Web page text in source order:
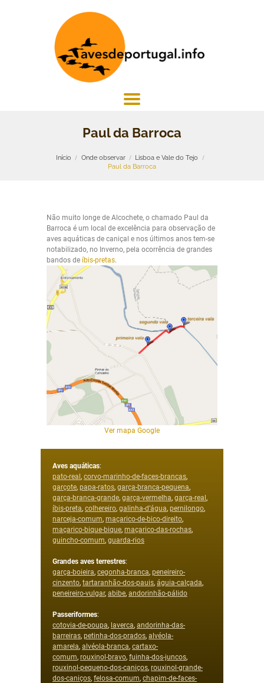
Paul da Barroca
Início Onde observar
Lisboa e Vale do Tejo
Paul da Barroca
Não muito longe de Alcochete, o chamado Paul da
Barroca é um local de excelência para observação de
aves aquáticas de caniçal e nos últimos anos tem-se
notabilizado, no Inverno, pela ocorrência de grandes
bandos de íbis-pretas.
Ver mapa Google
Aves aquáticas:
pato-real , corvo-marinho-de-faces-brancas,
garçote, papa-ratos, garça-branca-pequena,
garça-branca-grande, garça-vermelha, garça-real ,
íbis-preta, colhereiro, galinha-d’água, pernilongo,
narceja-comum, maçarico-de-bico-direito,
maçarico-bique-bique, maçarico-das-rochas,
guincho-comum, guarda-rios
Grandes aves terrestres:
garça-boieira, cegonha-branca, peneireiro-
cinzento, tartaranhão-dos-pauis, águia-calçada,
peneireiro-vulgar, abibe, andorinhão-pálido
Passeriformes:
cotovia-de-poupa, laverca, andorinha-das-
barreiras, petinha-dos-prados, alvéola-
amarela, alvéola-branca, cartaxo-
comum, rouxinol-bravo, fuinha-dos-juncos,
rouxinol-pequeno-dos-caniços, rouxinol-grande-
dos-caniços, felosa-comum, chapim-de-faces-